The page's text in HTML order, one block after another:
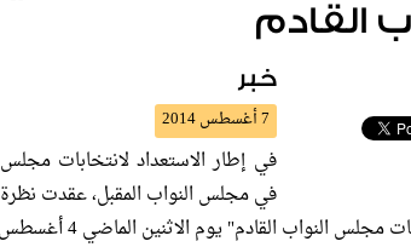
القادم
خبر
7 أغسطس 2014
في إطار الاستعداد لانتخابات
في مجلس النواب المقبل، عقدت
النواب القادم" يوم الاثنين الماضي 4 أغسطس 2014.